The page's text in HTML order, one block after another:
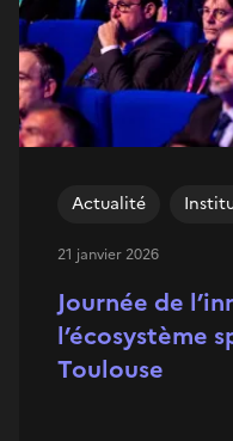
Journée de
l’écosystème
Toulouse
Actualité
21 janvier 2026